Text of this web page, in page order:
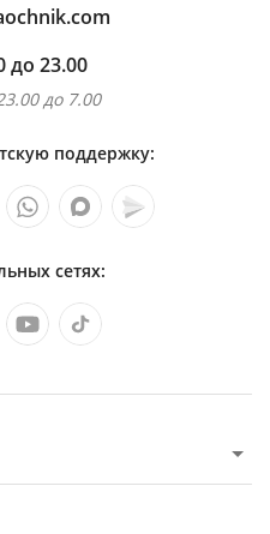
до 23.00
до 7.00
поддержку:
сетях: